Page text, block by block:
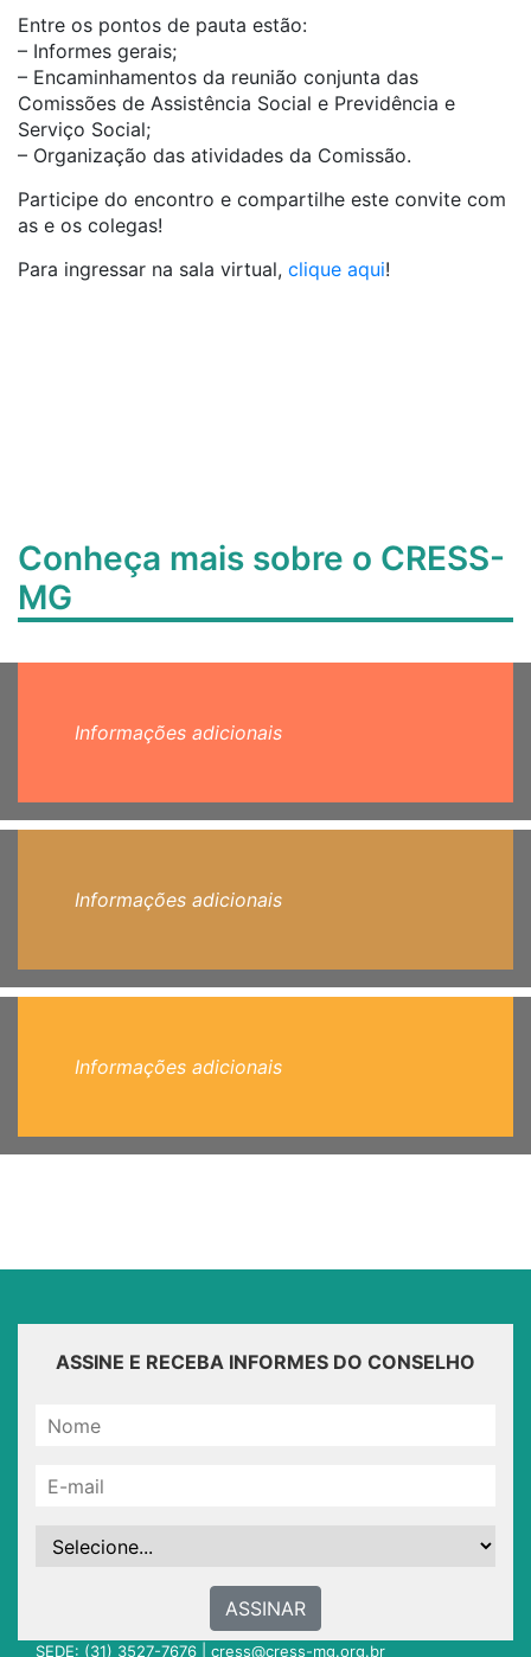
Entre os pontos de pauta estão:
– Informes gerais;
– Encaminhamentos da reunião conjunta das
Comissões de Assistência Social e Previdência e
Serviço Social;
– Organização das atividades da Comissão.
Participe do encontro e compartilhe este convite com
as e os colegas!
Para ingressar na sala virtual, clique aqui!
Conheça mais sobre o CRESS-
MG
Informações adicionais
Informações adicionais
Informações adicionais
ASSINE E RECEBA INFORMES DO CONSELHO
ASSINAR
SEDE: (31) 3527-7676 | cress@cress-mg.org.br